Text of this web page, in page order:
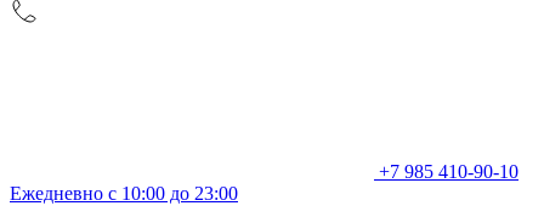
+7 985 410-90-10
Ежедневно с 10:00 до 23:00